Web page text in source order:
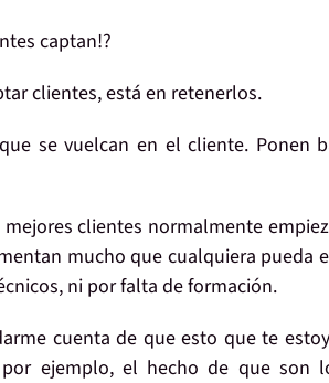
captan!?
clientes, está en retenerlos.
se vuelcan en el cliente. Ponen
clientes normalmente
mucho que cualquiera pueda
, ni por falta deformación.
cuenta de que esto que te
ejemplo, el hecho de queson